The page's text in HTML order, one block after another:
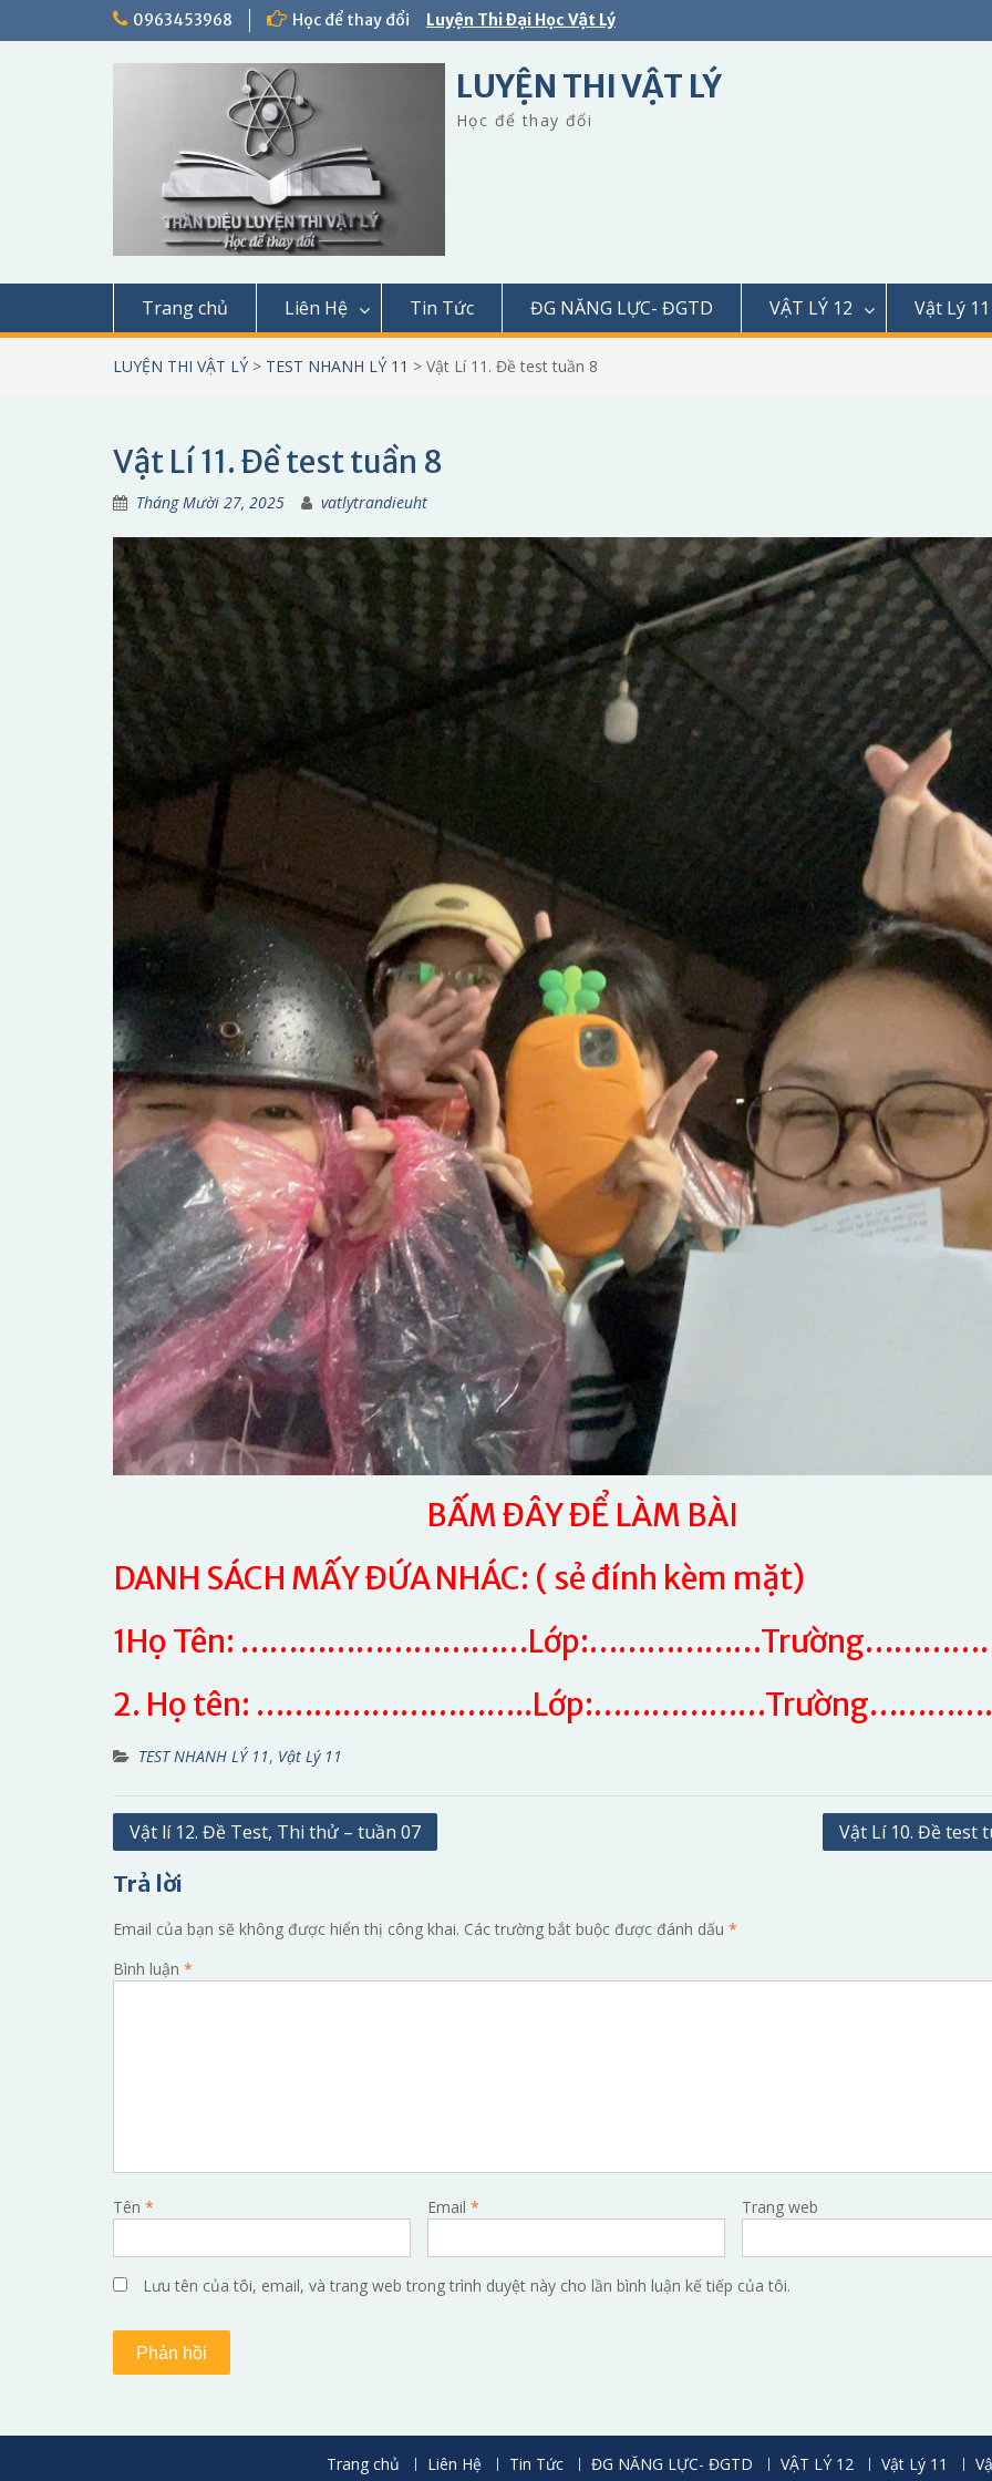
0963453968 Học để thay đổi Luyện Thi Đại Học Vật Lý
LUYỆN THI VẬT LÝ
Học để thay đổi
Trang chủ Liên Hệ Tin Tức ĐG NĂNG LỰC- ĐGTD VẬT LÝ 12 Vật Lý 11
LUYỆN THI VẬT LÝ > TEST NHANH LÝ 11 > Vật Lí 11. Đề test tuần 8
Vật Lí 11. Đề test tuần 8
Tháng Mười 27, 2025 vatlytrandieuht
BẤM ĐÂY ĐỂ LÀM BÀI
DANH SÁCH MẤY ĐỨA NHÁC: ( sẻ đính kèm mặt)
1Họ Tên:
2. Họ tên:
TEST NHANH LÝ 11, Vật Lý 11
Điều
bài
viết
Vật lí 12. Đề Test, Thi thử – tuần 07 Vật Lí 10. Đề test
Trả lời
Email của bạn sẽ không được hiển thị công khai. Các trường bắt buộc được đánh dấu *
Bình luận *
Tên * Email * Trang web
Lưu tên của tôi, email, và trang web trong trình duyệt này cho lần bình luận kế tiếp của tôi.
Trang chủ Liên Hệ Tin Tức ĐG NĂNG LỰC- ĐGTD VẬT LÝ 12 Vật Lý 11